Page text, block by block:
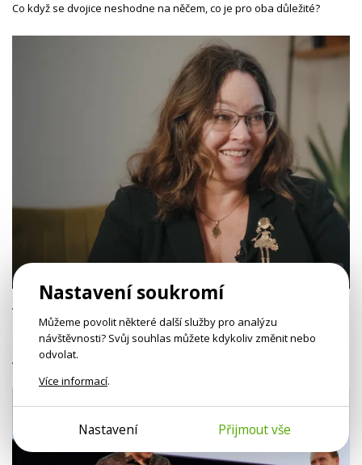
Co když se dvojice neshodne na něčem, co je pro oba důležité?
Alena Večeřová Procházková: Pomoc dětské
duši
Co nás může trápení našich dětí naučit o nás samotných? Rozhovor s
Alenou Večeřovou Procházkovou.
Nastavení soukromí
Můžeme povolit některé další služby pro analýzu
návštěvnosti? Svůj souhlas můžete kdykoliv změnit nebo
odvolat.
Více informací.
Nastavení Přijmout vše